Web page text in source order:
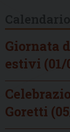
Giornata
estivi (01/
Goretti